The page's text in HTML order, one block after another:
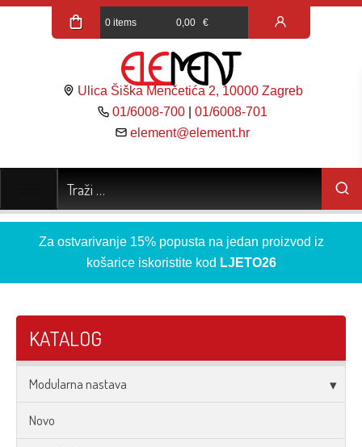
0 items 0,00 €
Ulica Šiška Menčetića 2, 10000 Zagreb
01/6008-700 |01/6008-701
element@element.hr
Za ostvarivanje 15% popusta na jedan proizvod iz
košarice iskoristite kod LJETO26
KATALOG
Modularna nastava
Novo